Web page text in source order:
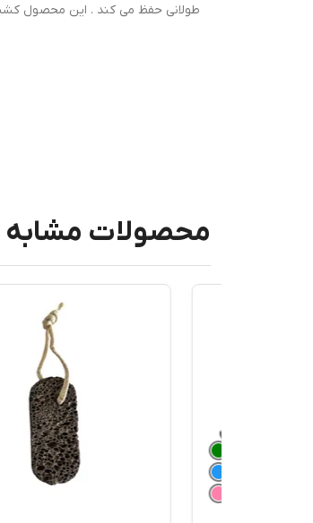
طولانی حفظ می کند . این محصول
محصولات مشابه